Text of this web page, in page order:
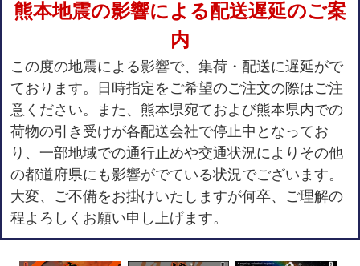
熊本地震の影響による配送遅延のご案
内
この度の地震による影響で、集荷・配送に遅延がで
ております。日時指定をご希望のご注文の際はご注
意ください。また、熊本県宛ておよび熊本県内での
荷物の引き受けが各配送会社で停止中となってお
り、一部地域での通行止めや交通状況によりその他
の都道府県にも影響がでている状況でございます。
大変、ご不備をお掛けいたしますが何卒、ご理解の
程よろしくお願い申し上げます。